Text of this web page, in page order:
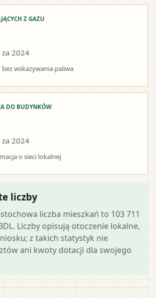
Z GAZU
za 2024
wskazywania paliwa
DO BUDYNKÓW
za 2024
o sieci lokalnej
liczby
liczba mieszkań to 103 711
Liczby opisują otoczenie lokalne,
z takich statystyk nie
ani kwoty dotacji dla swojego